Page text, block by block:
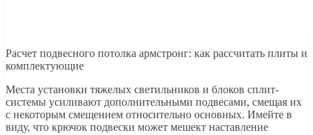
Расчет подвесного потолка армстронг: как рассчитать плиты и
комплектующие
Места установки тяжелых светильников и блоков сплит-
системы усиливают дополнительными подвесами, смещая их
с некоторым смещением относительно основных. Имейте в
виду, что крючок подвески может мешект наставление